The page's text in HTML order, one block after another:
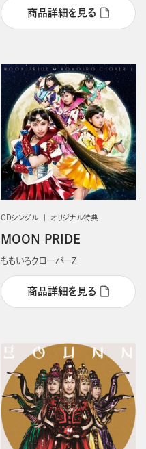
商品詳細を見る
CDシングル オリジナル特典
MOON PRIDE
ももいろクローバーＺ
商品詳細を見る